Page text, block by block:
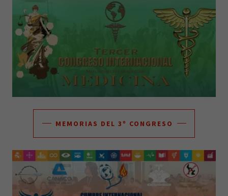
MEMORIAS DEL 3º CONGRESO